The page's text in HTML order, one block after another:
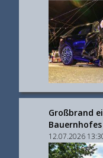
Großbrand
12.07.2026